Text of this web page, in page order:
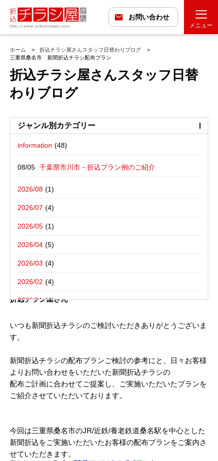
お問い合わせ
メニュー
ホーム
折込チラシ屋さんスタッフ日替わりブログ
三重県桑名市 新聞折込チラシ配布プラン
折込チラシ屋さんスタッフ日替
わりブログ
ジャンル別カテゴリー
information
折込広告配布プラン
最近の投稿
千葉県市川市－折込プラン例のご紹介
千葉県松戸市－折込プラン例のご紹介
愛媛県松山市－折込プラン例のご紹介
栃木県宇都宮市－折込プラン例のご紹介
東京都八王子市－折込プラン例のご紹介
バックナンバー
2026/08
2026/07
2026/05
2026/04
2026/03
2026/02
2026/01
2025/10
2025/08
2025/07
2025/06
2025/04
2025/03
デザイン・チラシ・印刷・折込配布を
一括でお受けする折込チラシ屋さんブ
三重県桑名市 新聞折込チラシ配布プラン｜新聞折込広告の
折込チラシ屋さん
いつも新聞折込チラシのご検討いただきありがとうございま
す。
新聞折込チラシの配布プランご検討の参考にと、日々お客様
よりお問い合わせをいただいた新聞折込チラシの
配布ご計画に合わせてご提案し、ご実施いただいたプランを
ご紹介させていただいております。
今回は三重県桑名市のJR/近鉄/養老鉄道桑名駅を中心とした
新聞折込をご実施いただいたお客様の配布プランをご案内さ
せていただきます。